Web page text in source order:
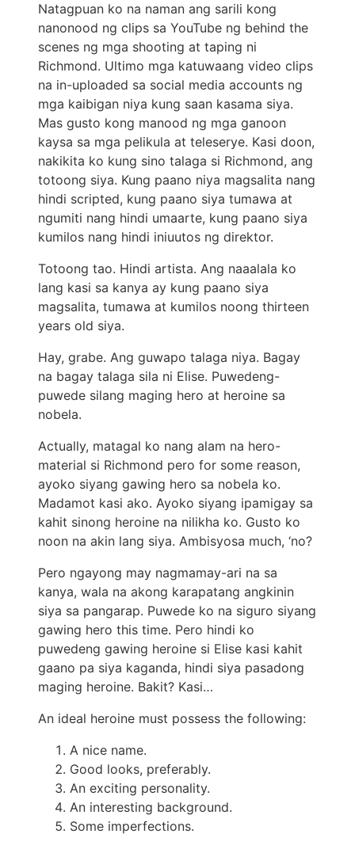
Natagpuan ko na naman ang sarili kong
nanonood ng clips sa YouTube ng behind the
scenes ng mga shooting at taping ni
Richmond. Ultimo mga katuwaang video clips
na in-uploaded sa social media accounts ng
mga kaibigan niya kung saan kasama siya.
Mas gusto kong manood ng mga ganoon
kaysa sa mga pelikula at teleserye. Kasi doon,
nakikita ko kung sino talaga si Richmond, ang
totoong siya. Kung paano niya magsalita nang
hindi scripted, kung paano siya tumawa at
ngumiti nang hindi umaarte, kung paano siya
kumilos nang hindi iniuutos ng direktor.
Totoong tao. Hindi artista. Ang naaalala ko
lang kasi sa kanya ay kung paano siya
magsalita, tumawa at kumilos noong thirteen
years old siya.
Hay, grabe. Ang guwapo talaga niya. Bagay
na bagay talaga sila ni Elise. Puwedeng-
puwede silang maging hero at heroine sa
nobela.
Actually, matagal ko nang alam na hero-
material si Richmond pero for some reason,
ayoko siyang gawing hero sa nobela ko.
Madamot kasi ako. Ayoko siyang ipamigay sa
kahit sinong heroine na nilikha ko. Gusto ko
noon na akin lang siya. Ambisyosa much, ‘no?
Pero ngayong may nagmamay-ari na sa
kanya, wala na akong karapatang angkinin
siya sa pangarap. Puwede ko na siguro siyang
gawing hero this time. Pero hindi ko
puwedeng gawing heroine si Elise kasi kahit
gaano pa siya kaganda, hindi siya pasadong
maging heroine. Bakit? Kasi…
An ideal heroine must possess the following:
A nice name.
Good looks, preferably.
An exciting personality.
An interesting background.
Some imperfections.